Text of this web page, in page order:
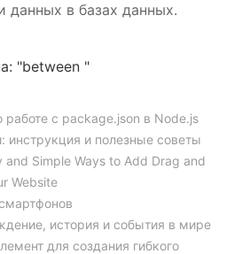
в базах данных.
"between "
работе с package.json в Node.js
инструкция и полезные советы
and Simple Ways to Add Drag and
Website
история и события в мире
для создания гибкого